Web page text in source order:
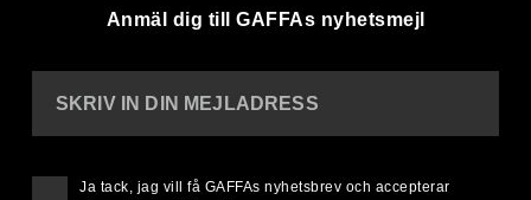
Anmäl dig till GAFFAs nyhetsmejl
SKRIV IN DIN MEJLADRESS
Ja tack, jag vill få GAFFAs nyhetsbrev och accepterar